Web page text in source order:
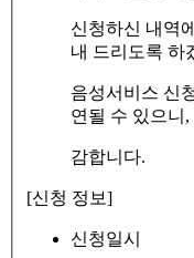
신청하신 내역
내 드리도록 하
음성서비스 신
연될 수 있으니
감합니다.
[신청 정보]
신청일시